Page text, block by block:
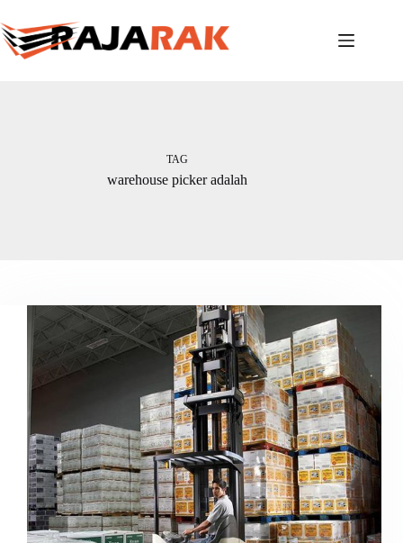
to
content
TAG
warehouse picker adalah